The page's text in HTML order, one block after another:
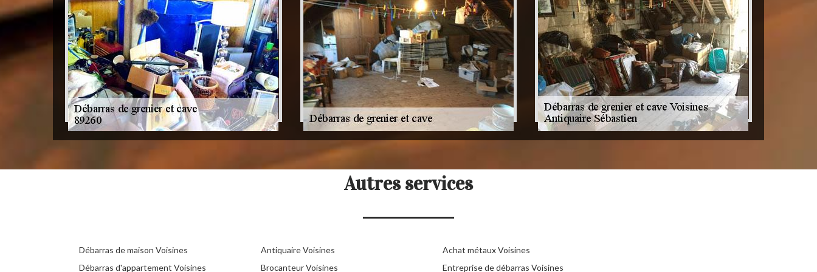
Autres services
Débarras de maison Voisines
Débarras d'appartement Voisines
Antiquaire Voisines
Brocanteur Voisines
Achat métaux Voisines
Entreprise de débarras Voisines